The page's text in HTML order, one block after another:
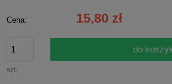
Cena: 15,80 zł
szt.
do